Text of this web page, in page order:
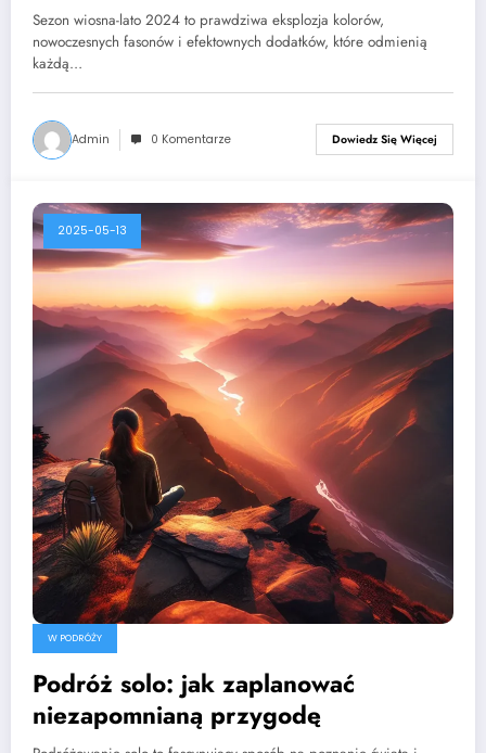
Sezon wiosna-lato 2024 to prawdziwa eksplozja kolorów,
nowoczesnych fasonów i efektownych dodatków, które odmienią
każdą…
Admin 0 Komentarze Dowiedz Się Więcej
2025-05-13
W PODRÓŻY
Podróż solo: jak zaplanować
niezapomnianą przygodę